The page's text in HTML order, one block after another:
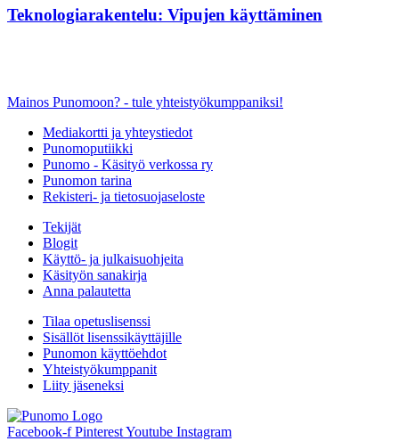
Teknologiarakentelu: Vipujen käyttäminen
Mainos Punomoon? - tule yhteistyökumppaniksi!
Mediakortti ja yhteystiedot
Punomoputiikki
Punomo - Käsityö verkossa ry
Punomon tarina
Rekisteri- ja tietosuojaseloste
Tekijät
Blogit
Käyttö- ja julkaisuohjeita
Käsityön sanakirja
Anna palautetta
Tilaa opetuslisenssi
Sisällöt lisenssikäyttäjille
Punomon käyttöehdot
Yhteistyökumppanit
Liity jäseneksi
Facebook-f PinterestYoutube Instagram